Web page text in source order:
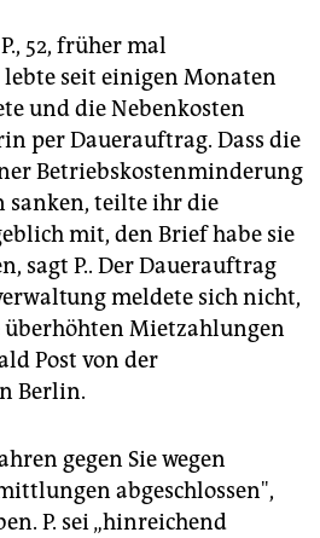
52, früher mal
seit einigen Monaten
und die Nebenkosten
per Dauerauftrag. Dass die
Betriebskostenminderung
sanken, teilte ihr die
mit, den Brief habe sie
sagt P.. Der Dauerauftrag
meldete sich nicht,
Mietzahlungen
Post von der
Berlin.
gegen Sie wegen
abgeschlossen",
P. sei „hinreichend